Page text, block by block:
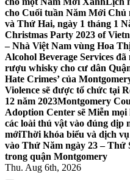
cho Cuối tuần Năm Mới Chủ
và Thứ Hai, ngày 1 tháng 1
Christmas Party 2023 of
– Nhà Việt Nam vùng Hoa
Alcohol Beverage Services
rượu whisky cho cư dân
Hate Crimes’ của
Violence sẽ được tổ chức tại
12 năm 2023Montgomery
Adoption Center sẽ Miễn
các loài thú vật vào đúng dịp
mớiThời khóa biểu và dịch
vào Thứ Năm ngày 23 – Thứ
trong quận Montgomery
Thu. Aug 6th, 2026